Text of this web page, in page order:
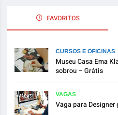
FAVORITOS
CURSOS E OFICINAS
Museu Casa Ema
sobrou – Grátis
VAGAS
Vaga para